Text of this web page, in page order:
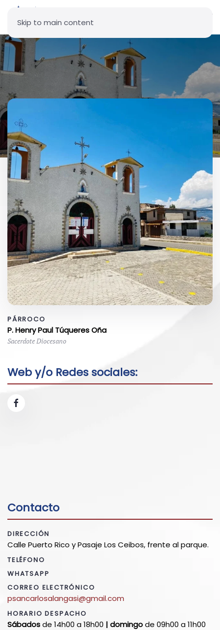
Skip to main content
Alangasí
PÁRROCO
P. Henry Paul Túqueres Oña
Sacerdote Diocesano
Web y/o Redes sociales:
Contacto
DIRECCIÓN
Calle Puerto Rico y Pasaje Los Ceibos, frente al parque.
TELÉFONO
WHATSAPP
CORREO ELECTRÓNICO
psancarlosalangasi@gmail.com
HORARIO DESPACHO
Sábadosde 14h00 a 18h00 | domingode 09h00 a 11h00